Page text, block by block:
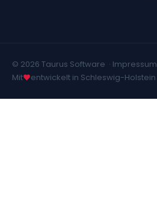
© 2026 Taurus Software · Impressum
Mit
entwickelt in Schleswig-Holstein